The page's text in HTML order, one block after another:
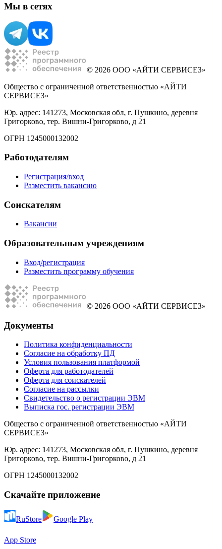
Мы в сетях
© 2026 ООО «АЙТИ СЕРВИСЕЗ»
Общество с ограниченной ответственностью «АЙТИ
СЕРВИСЕЗ»
Юр. адрес: 141273, Московская обл, г. Пушкино, деревня
Григорково, тер. Вишни-Григорково, д 21
ОГРН 1245000132002
Работодателям
Регистрация/вход
Разместить вакансию
Соискателям
Вакансии
Образовательным учреждениям
Вход/регистрация
Разместить программу обучения
© 2026 ООО «АЙТИ СЕРВИСЕЗ»
Документы
Политика конфиденциальности
Согласие на обработку ПД
Условия пользования платформой
Оферта для работодателей
Оферта для соискателей
Согласие на рассылки
Свидетельство о регистрации ЭВМ
Выписка гос. регистрации ЭВМ
Общество с ограниченной ответственностью «АЙТИ
СЕРВИСЕЗ»
Юр. адрес: 141273, Московская обл, г. Пушкино, деревня
Григорково, тер. Вишни-Григорково, д 21
ОГРН 1245000132002
Скачайте приложение
RuStore Google Play
App Store